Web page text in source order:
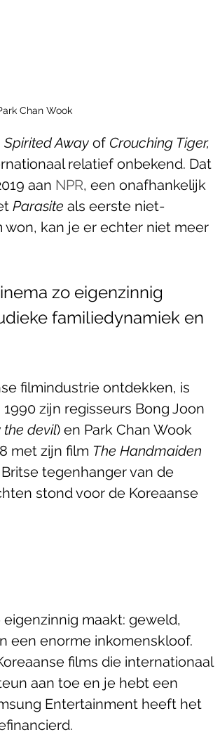
Chan Wook
Spirited Away of Crouching Tiger,
relatief onbekend. Dat
aan NPR, een onafhankelijk
Parasite als eerste niet-
won, kan je er echter niet meer
zo eigenzinnig
familiedynamiek en
filmindustrie ontdekken, is
zijn regisseurs Bong Joon
the devil) en Park Chan Wook
met zijn film The Handmaiden
tegenhanger van de
stond voor de Koreaanse
maakt: geweld,
een enorme inkomenskloof.
films die internationaal
aan toe en je hebt een
Entertainment heeft het